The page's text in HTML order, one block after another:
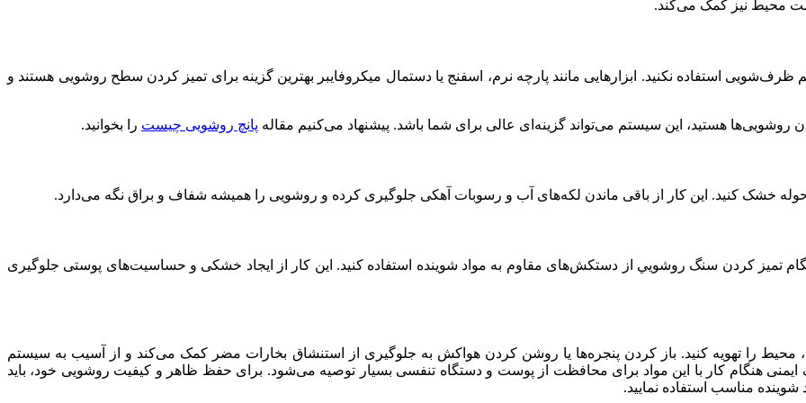
محیط نیز کمک می‌کند.
استفاده نکنید. ابزارهایی مانند پارچه نرم، اسفنج یا دستمال میکروفایبر بهترین گزینه برای تمیز کردن سطح روشویی هستند و
هستید، این سیستم می‌تواند گزینه‌ای عالی برای شما باشد. پیشنهاد می‌کنیم مقاله پانچ روشویی چیست را بخوانید.
خشک کنید. این کار از باقی ماندن لکه‌های آب و رسوبات آهکی جلوگیری کرده و روشویی را همیشه شفاف و براق نگه می‌دارد.
تميز كردن سنگ روشويي از دستکش‌های مقاوم به مواد شوینده استفاده کنید. این کار از ایجاد خشکی و حساسیت‌های پوستی جلوگیری
محیط را تهویه کنید. باز کردن پنجره‌ها یا روشن کردن هواکش به جلوگیری از استنشاق بخارات مضر کمک می‌کند و از آسیب به سیستم
هنگام کار با این مواد برای محافظت از پوست و دستگاه تنفسی بسیار توصیه می‌شود. برای حفظ ظاهر و کیفیت روشویی خود، باید
شوینده مناسب استفاده نمایید.